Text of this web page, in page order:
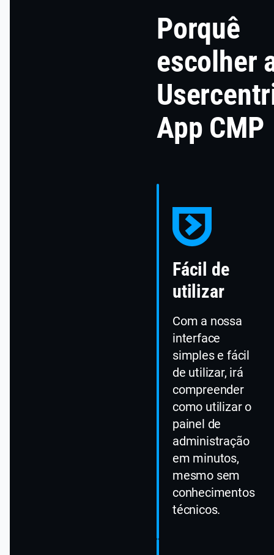
Porquê
escolher
App CMP
Fácil de
utilizar
Com a nossa
interface
simples e fácil
de utilizar, irá
compreender
como utilizar o
painel de
administração
em minutos,
mesmo sem
conhecimentos
técnicos.